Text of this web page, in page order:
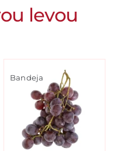
levou
Bandeja